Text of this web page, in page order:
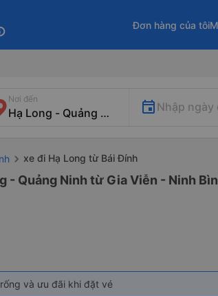
Đơn hàng của tôi
Nơi đến
Nhập ngày
xe đi Hạ Long từ Bái Đính
- Quảng Ninh từ Gia Viễn - Ninh
và ưu đãi khi đặt vé